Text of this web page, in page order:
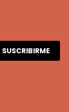
SUSCRIBIRME